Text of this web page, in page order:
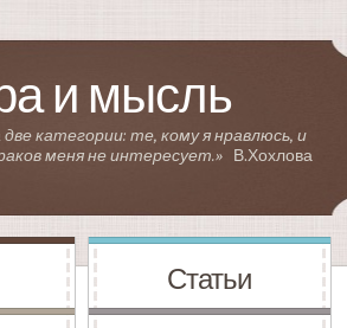
и мысль
категории: те, кому я нравлюсь, и
меня не интересует.»
В.Хохлова
Статьи